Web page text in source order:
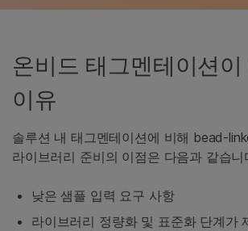
온비드 태그멘테이션
이유
솔루션 내 태그멘테이션에 비해 bead-
라이브러리 준비의 이점은 다음과 같습니
낮은 샘플 입력 요구 사항
라이브러리 정량화 및 표준화 단계가